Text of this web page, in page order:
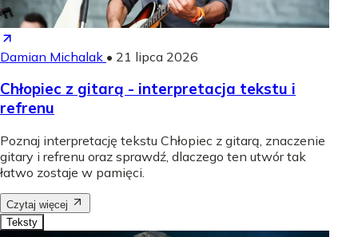
Damian Michalak • 21 lipca 2026
Chłopiec z gitarą - interpretacja tekstu i
refrenu
Poznaj interpretację tekstu Chłopiec z gitarą, znaczenie
gitary i refrenu oraz sprawdź, dlaczego ten utwór tak
łatwo zostaje w pamięci.
Czytaj więcej
Teksty